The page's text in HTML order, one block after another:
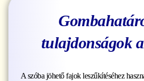
tulajdonságok
A szóba jöhető fajok leszűkítéséhez